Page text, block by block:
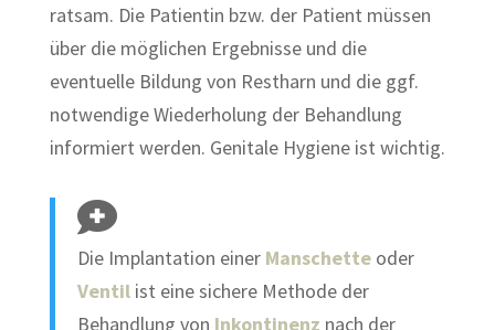
ratsam. Die Patientin bzw. der Patient müssen
über die möglichen Ergebnisse und die
eventuelle Bildung von Restharn und die ggf.
notwendige Wiederholung der Behandlung
informiert werden. Genitale Hygiene ist wichtig.
Die Implantation einer Manschetteoder
Ventilist eine sichere Methode der
Behandlung von Inkontinenz nach der